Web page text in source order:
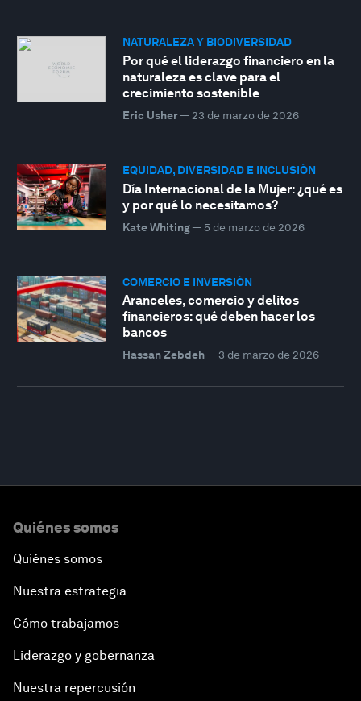
NATURALEZA Y BIODIVERSIDAD
Por qué el liderazgo financiero en la
naturaleza es clave para el
crecimiento sostenible
Eric Usher— 23 de marzo de 2026
EQUIDAD, DIVERSIDAD E INCLUSIÓN
Día Internacional de la Mujer: ¿qué es
y por qué lo necesitamos?
Kate Whiting— 5 de marzo de 2026
COMERCIO E INVERSIÓN
Aranceles, comercio y delitos
financieros: qué deben hacer los
bancos
Hassan Zebdeh— 3 de marzo de 2026
Quiénes somos
Quiénes somos
Nuestra estrategia
Cómo trabajamos
Liderazgo y gobernanza
Nuestra repercusión